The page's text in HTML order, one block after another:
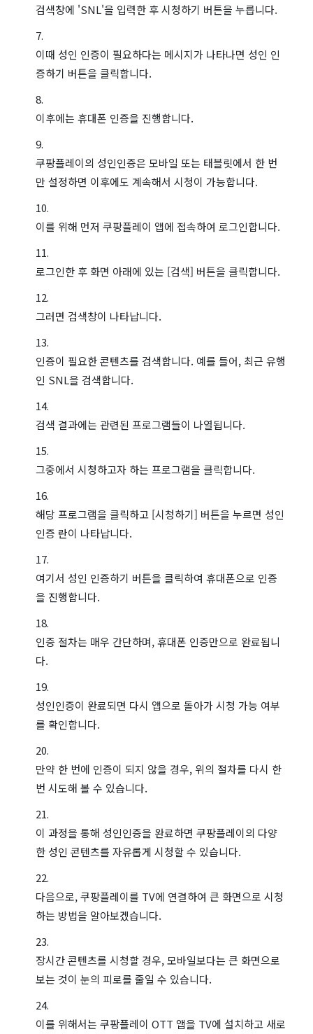
검색창에 'SNL'을 입력한 후 시청하기 버튼을 누릅니다.
이때 성인 인증이 필요하다는 메시지가 나타나면 성인 인
증하기 버튼을 클릭합니다.
이후에는 휴대폰 인증을 진행합니다.
쿠팡플레이의 성인인증은 모바일 또는 태블릿에서 한 번
만 설정하면 이후에도 계속해서 시청이 가능합니다.
이를 위해 먼저 쿠팡플레이 앱에 접속하여 로그인합니다.
로그인한 후 화면 아래에 있는 [검색] 버튼을 클릭합니다.
그러면 검색창이 나타납니다.
인증이 필요한 콘텐츠를 검색합니다. 예를 들어, 최근 유행
인 SNL을 검색합니다.
검색 결과에는 관련된 프로그램들이 나열됩니다.
그중에서 시청하고자 하는 프로그램을 클릭합니다.
해당 프로그램을 클릭하고 [시청하기] 버튼을 누르면 성인
인증 란이 나타납니다.
여기서 성인 인증하기 버튼을 클릭하여 휴대폰으로 인증
을 진행합니다.
인증 절차는 매우 간단하며, 휴대폰 인증만으로 완료됩니
다.
성인인증이 완료되면 다시 앱으로 돌아가 시청 가능 여부
를 확인합니다.
만약 한 번에 인증이 되지 않을 경우, 위의 절차를 다시 한
번 시도해 볼 수 있습니다.
이 과정을 통해 성인인증을 완료하면 쿠팡플레이의 다양
한 성인 콘텐츠를 자유롭게 시청할 수 있습니다.
다음으로, 쿠팡플레이를 TV에 연결하여 큰 화면으로 시청
하는 방법을 알아보겠습니다.
장시간 콘텐츠를 시청할 경우, 모바일보다는 큰 화면으로
보는 것이 눈의 피로를 줄일 수 있습니다.
이를 위해서는 쿠팡플레이 OTT 앱을 TV에 설치하고 새로